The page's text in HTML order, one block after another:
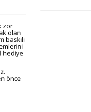
zor
olan
baskılı
hediye
önce